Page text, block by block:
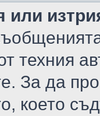
или
техния
За да
което